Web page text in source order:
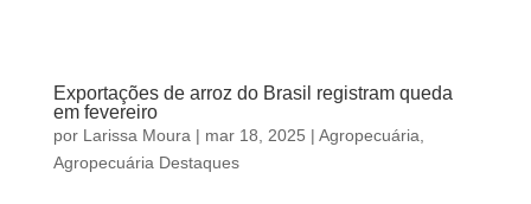
Exportações de arroz do Brasil registram queda
em fevereiro
por Larissa Moura | mar 18, 2025 | Agropecuária
Agropecuária Destaques